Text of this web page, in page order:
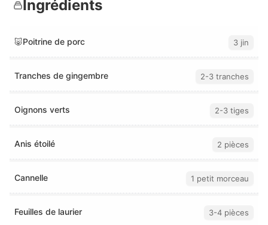
Ingrédients
🐷Poitrine de porc 3 jin
Tranches de gingembre 2-3 tranches
Oignons verts 2-3 tiges
Anis étoilé 2 pièces
Cannelle 1 petit morceau
Feuilles de laurier 3-4 pièces